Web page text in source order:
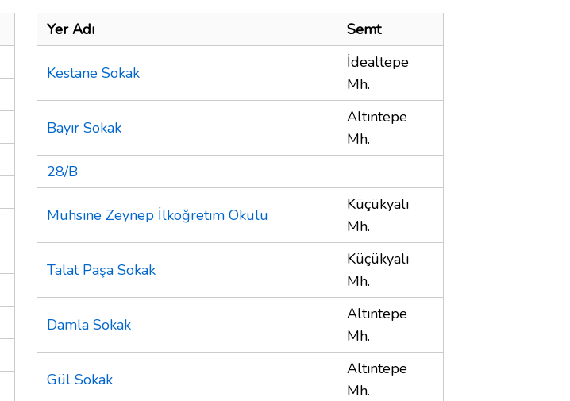
Yer Adı Semt
Kestane Sokak
İdealtepe
Mh.
Bayır Sokak
Altıntepe
Mh.
28/B
Muhsine Zeynep İlköğretim Okulu
Küçükyalı
Mh.
Talat Paşa Sokak
Küçükyalı
Mh.
Damla Sokak
Altıntepe
Mh.
Gül Sokak
Altıntepe
Mh.